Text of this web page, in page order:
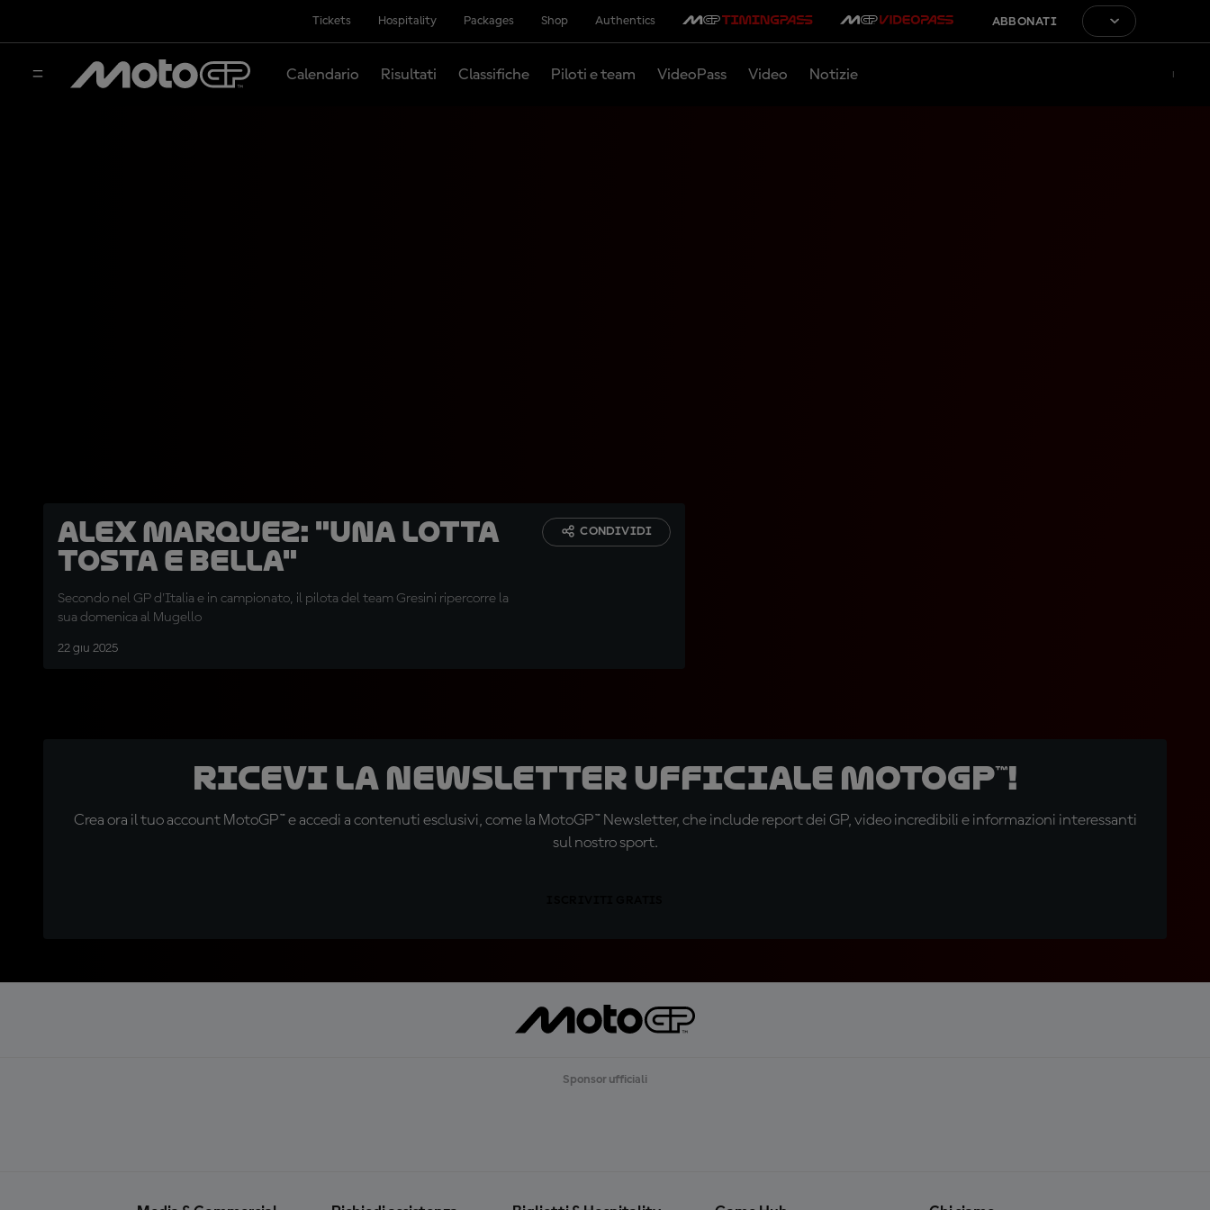
Tickets Hospitality Packages Shop Authentics ABBONATI
Calendario Risultati Classifiche Piloti e team VideoPass Video Notizie
Alex Marquez: "Una lotta
tosta e bella"
Secondo nel GP d'Italia e in campionato, il pilota del team Gresini ripercorre la
sua domenica al Mugello
22 giu 2025
CONDIVIDI
Ricevi la newsletter ufficiale MotoGP™!
Crea ora il tuo account MotoGP™ e accedi a contenuti esclusivi, come la MotoGP™ Newsletter, che include report dei GP, video incredibili e informazioni interessanti
sul nostro sport.
Sponsor ufficiali